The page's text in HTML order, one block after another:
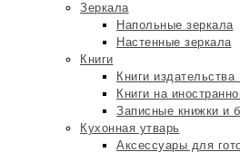
Зеркала
Напольные зеркала
Настенные зеркала
Книги
Книги
Книги на
Записные книжки и
Кухонная утварь
Аксессуары для